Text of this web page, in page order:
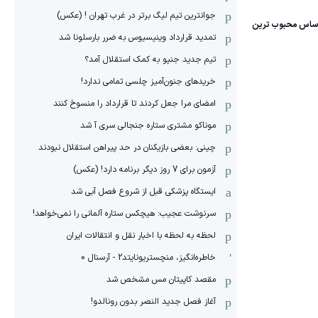
جوانترین تیم لیگ برتر در غرب تهران ! (عکس)
تمدید قرارداد وینیسیوس به ضرر بارسلونا شد
تیم جدید جنپو به کمک استقلال آمد؟
خریدهای جنون‌آمیز چلسی تمامی ندارد!
امضای مرا جعل کردند تا قرارداد را منسوخ کنند
موناکو مشتری ستاره جنجالی سری آ شد
چینی: بعضی بازیکنان در حد پیراهن استقلال نبودند
آزمون برای 7 روز دیگر برنامه دارد! (عکس)
ایستگاه پزشکی قبل از شروع فصل آبی شد
سرنوشت عجیب: هیچکس ستاره آلمانی را نمی‌خواهد!
لحظه به لحظه با اخبار نقل و انتقالات ایران
خاطره‌انگیز، منچستریونایتد2 - آرسنال 0
مقصد کاپیتان مس مشخص شد
آغاز فصل جدید النصر بدون رونالدو!